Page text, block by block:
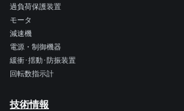
過負荷保護装置
モータ
減速機
電源・制御機器
緩衝･揺動･防振装置
回転数指示計
技術情報